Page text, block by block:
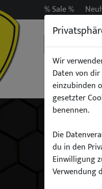
% Sale %
Auspuff
Wir
Daten von
einzubinden
gesetzter
benennen.
Die
du in den
Einwilligung
Verwendung